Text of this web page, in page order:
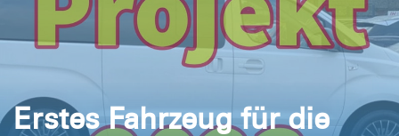
Erstes Fahrzeug für die